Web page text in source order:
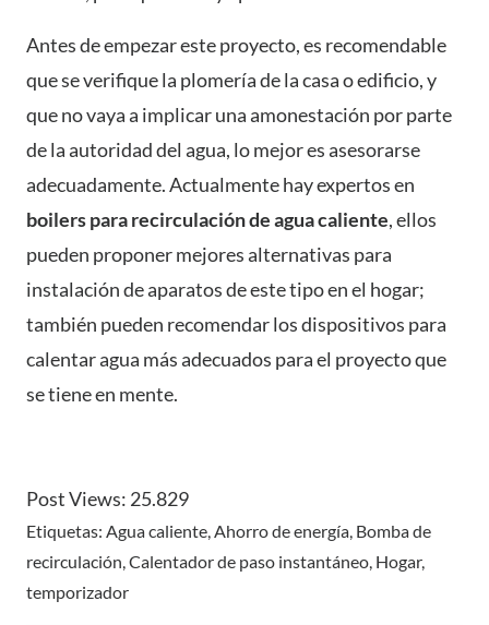
Antes de empezar este proyecto, es recomendable
que se verifique la plomería de la casa o edificio, y
que no vaya a implicar una amonestación por parte
de la autoridad del agua, lo mejor es asesorarse
adecuadamente. Actualmente hay expertos en
boilers para recirculación de agua caliente, ellos
pueden proponer mejores alternativas para
instalación de aparatos de este tipo en el hogar;
también pueden recomendar los dispositivos para
calentar agua más adecuados para el proyecto que
se tiene en mente.
Post Views: 25.829
Etiquetas: Agua caliente Ahorro de energía Bomba de
recirculación Calentador de paso instantáneo Hogar,
temporizador